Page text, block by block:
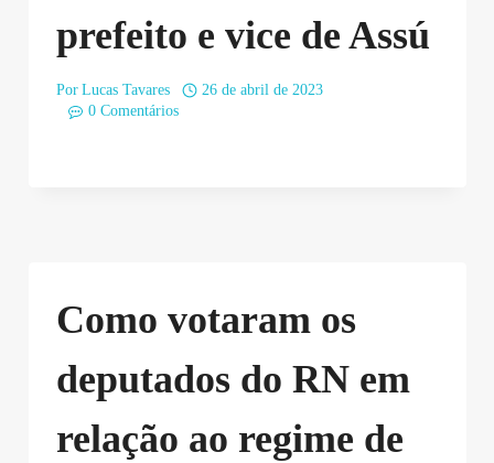
prefeito e vice de Assú
Por Lucas Tavares
26 de abril de 2023
0 Comentários
Como votaram os
deputados do RN em
relação ao regime de